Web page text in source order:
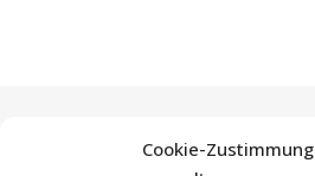
Cookie-Zustimmung